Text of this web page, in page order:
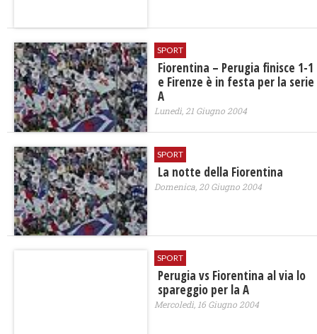
SPORT
Fiorentina – Perugia finisce 1-1
e Firenze è in festa per la serie
A
Lunedì, 21 Giugno 2004
SPORT
La notte della Fiorentina
Domenica, 20 Giugno 2004
SPORT
Perugia vs Fiorentina al via lo
spareggio per la A
Mercoledì, 16 Giugno 2004